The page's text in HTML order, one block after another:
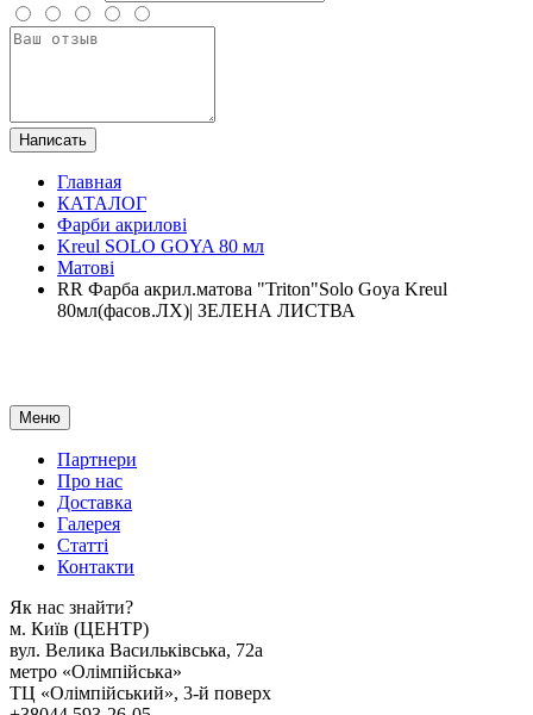
Написать
Главная
КАТАЛОГ
Фарби акрилові
Kreul SOLO GOYA 80 мл
Матові
RR Фарба акрил.матова "Triton"Solo Goya Kreul
80мл(фасов.ЛХ)| ЗЕЛЕНА ЛИСТВА
Меню
Партнери
Про нас
Доставка
Галерея
Статтi
Контакти
Як наc знайти?
м. Киïв (ЦЕНТР)
вул. Велика Васильківська, 72а
метро «Олімпійська»
ТЦ «Олімпійський», 3-й поверх